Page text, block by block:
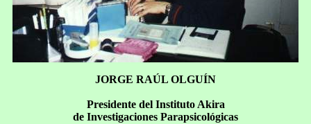
JORGE RAÚL OLGUÍN
Presidente del Instituto Akira
de Investigaciones Parapsicológicas